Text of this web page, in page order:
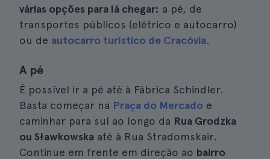
várias opções para lá chegar: a pé, de
transportes públicos (elétrico e autocarro)
ou de autocarro turístico de Cracóvia.
A pé
É possível ir a pé até à Fábrica Schindler.
Basta começar na Praça do Mercado e
caminhar para sul ao longo da Rua Grodzka
ou Sławkowska até à Rua Stradomskair.
Continue em frente em direção ao bairro